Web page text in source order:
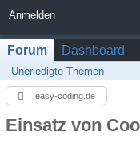
Anmelden
Forum Dashboard
Unerledigte Themen
easy-coding.de
Einsatz von